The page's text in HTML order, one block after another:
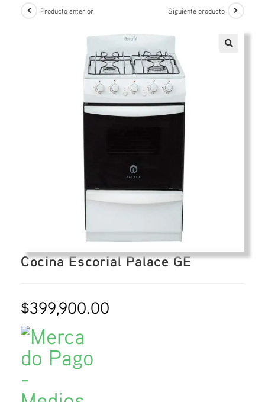
Producto anterior Siguiente producto
Cocina Escorial Palace GE
$399,900.00